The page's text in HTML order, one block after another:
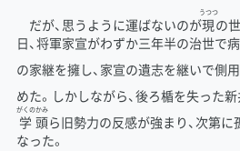
だが、思うように運ばないのが現
うつつ
の
日、将軍家宣がわずか三年半の治世で
の家継を擁し、家宣の遺志を継いで側
めた。しかしながら、後ろ楯を失った
学
がくの
頭
かみ
ら旧勢力の反感が強まり、次第
なった。